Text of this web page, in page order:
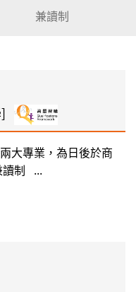
兼讀制
大專業，為日後於商
讀制 ...